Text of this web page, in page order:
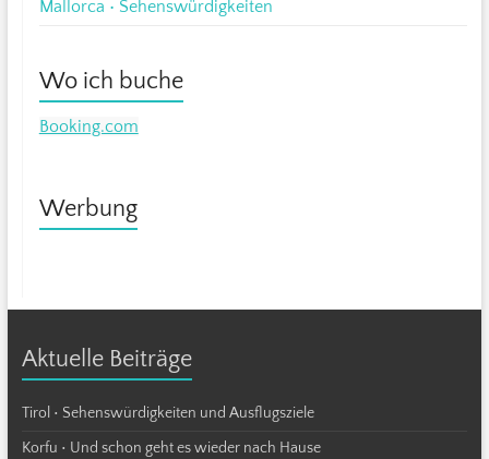
Mallorca • Sehenswürdigkeiten
Wo ich buche
Booking.com
Werbung
Aktuelle Beiträge
Tirol • Sehenswürdigkeiten und Ausflugsziele
Korfu • Und schon geht es wieder nach Hause